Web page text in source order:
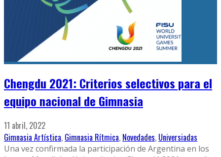
Chengdu 2021: Criterios selectivos para el
equipo nacional de Gimnasia
11 abril, 2022
Gimnasia Artística, Gimnasia Rítmica, Novedades, Universiadas
Una vez confirmada la participación de Argentina en los